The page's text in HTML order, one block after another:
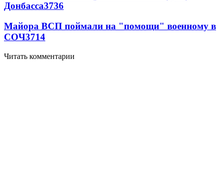
Донбасса3736
Майора ВСП поймали на "помощи" военному в
СОЧ3714
Читать комментарии